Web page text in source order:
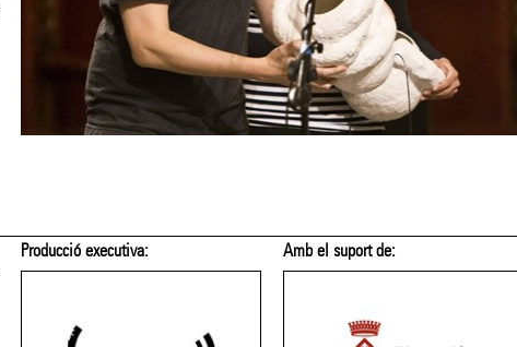
Producció executiva: Amb el suport de: